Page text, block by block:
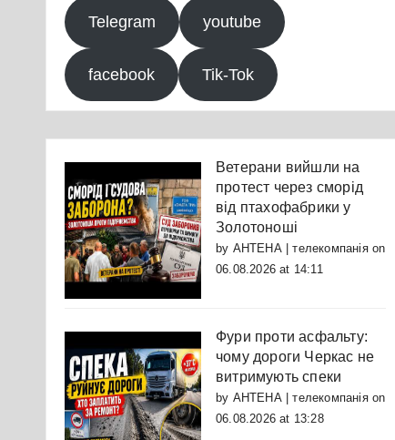
Telegram youtube
facebook Tik-Tok
Ветерани вийшли на
протест через сморід
від птахофабрики у
Золотоноші
by АНТЕНА | телекомпаніяon
06.08.2026 at 14:11
Фури проти асфальту:
чому дороги Черкас не
витримують спеки
by АНТЕНА | телекомпаніяon
06.08.2026 at 13:28